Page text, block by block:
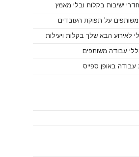
ישיבות בקלות ובלי מאמץ
על תפוקת העובדים
לאירוע הבא שלך בקלות ויעילות
עבודה משותפים
באופן ספייס